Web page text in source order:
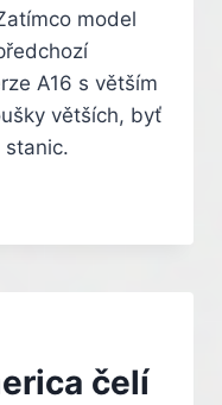
model
A16 s větším
větších, byť
stanic.
čelí